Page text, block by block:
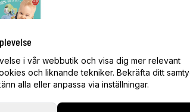
i vår webbutik och visa dig mer relevant
och liknande tekniker. Bekräfta ditt
alla eller anpassa via inställningar.